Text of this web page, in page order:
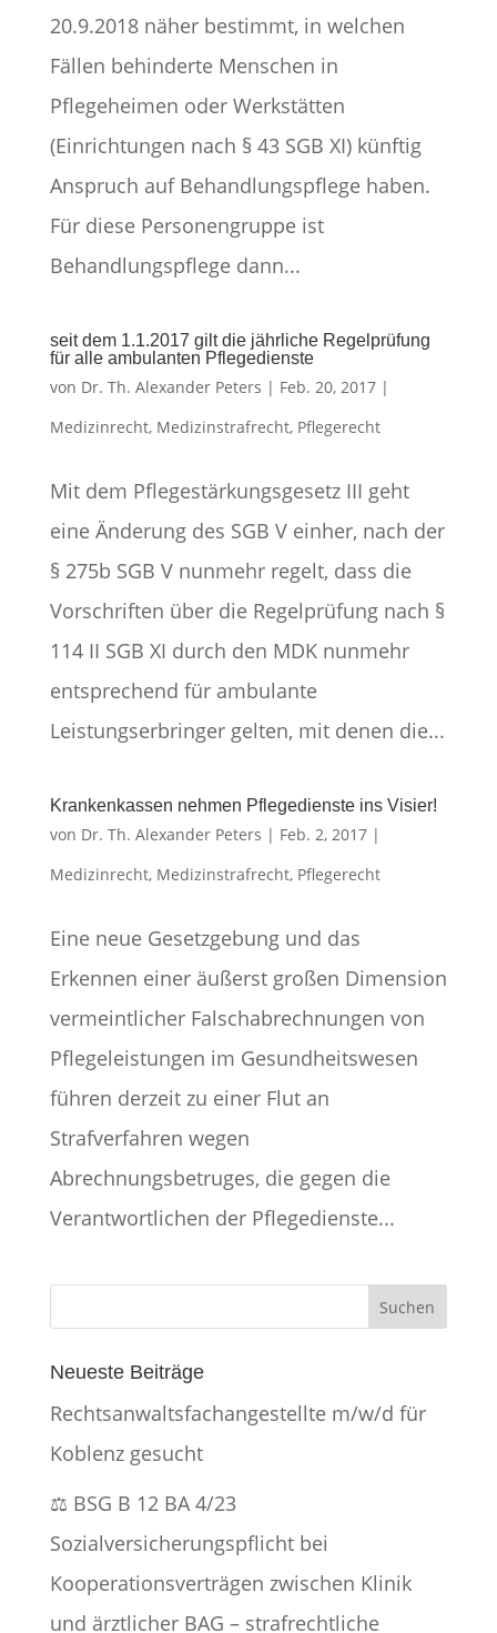
20.9.2018 näher bestimmt, in welchen
Fällen behinderte Menschen in
Pflegeheimen oder Werkstätten
(Einrichtungen nach § 43 SGB XI) künftig
Anspruch auf Behandlungspflege haben.
Für diese Personengruppe ist
Behandlungspflege dann...
seit dem 1.1.2017 gilt die jährliche Regelprüfung
für alle ambulanten Pflegedienste
von Dr. Th. Alexander Peters | Feb. 20, 2017|
Medizinrecht, Medizinstrafrecht, Pflegerecht
Mit dem Pflegestärkungsgesetz III geht
eine Änderung des SGB V einher, nach der
§ 275b SGB V nunmehr regelt, dass die
Vorschriften über die Regelprüfung nach §
114 II SGB XI durch den MDK nunmehr
entsprechend für ambulante
Leistungserbringer gelten, mit denen die...
Krankenkassen nehmen Pflegedienste ins Visier!
von Dr. Th. Alexander Peters | Feb. 2, 2017|
Medizinrecht, Medizinstrafrecht, Pflegerecht
Eine neue Gesetzgebung und das
Erkennen einer äußerst großen Dimension
vermeintlicher Falschabrechnungen von
Pflegeleistungen im Gesundheitswesen
führen derzeit zu einer Flut an
Strafverfahren wegen
Abrechnungsbetruges, die gegen die
Verantwortlichen der Pflegedienste...
Neueste Beiträge
Rechtsanwaltsfachangestellte m/w/d für
Koblenz gesucht
⚖️ BSG B 12 BA 4/23
Sozialversicherungspflicht bei
Kooperationsverträgen zwischen Klinik
und ärztlicher BAG – strafrechtliche